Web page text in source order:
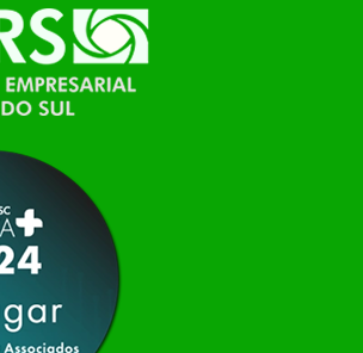
por meio do NIAVI – Núcleo
Informação do Alto Vale do
dia 21 de julho, o evento
reunindo empresas de
para uma noite de
novas iniciativas para o setor. O
em Rio…